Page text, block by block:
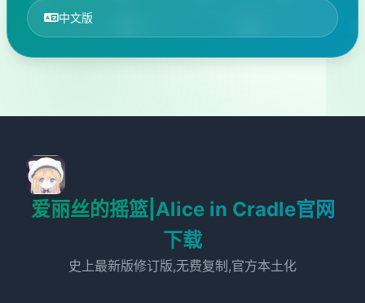
中文版
爱丽丝的摇篮|Alice in Cradle官网
下载
史上最新版修订版,无费复制,官方本土化